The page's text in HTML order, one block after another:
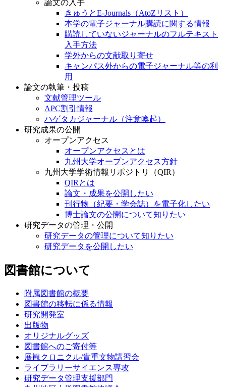
論文の入手
きゅうとE-Journals（AtoZリスト）
本学の電子ジャーナル購読に関する情報
購読していないジャーナルのフルテキスト
入手方法
学外からの文献取り寄せ
キャンパス外からの電子ジャーナル等の利
用
論文の執筆・投稿
文献管理ツール
APC割引情報
ハゲタカジャーナル（注意喚起）
研究成果の公開
オープンアクセス
オープンアクセスとは
九州大学オープンアクセス方針
九州大学学術情報リポジトリ（QIR）
QIRとは
論文・成果を公開したい
刊行物（紀要・学会誌）を電子化したい
博士論文の公開について知りたい
研究データの管理・公開
研究データの管理について知りたい
研究データを公開したい
図書館について
附属図書館の概要
図書館の移転に係る情報
研究開発室
出版物
オリジナルグッズ
図書館へのご寄付等
展観クロニクル/貴重文物講習会
ライブラリーサイエンス専攻
研究データ管理支援部門